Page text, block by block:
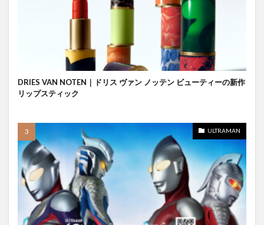
DRIES VAN NOTEN｜ドリス ヴァン ノッテン ビューティーの新作
リップスティック
ULTRAMAN